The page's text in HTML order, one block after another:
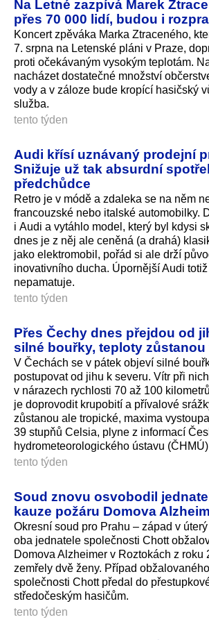
Na Letné zazpívá Marek
přes 70 000 lidí, budou i
Koncert zpěváka Marka Ztraceného,
7. srpna na Letenské pláni v Praze,
proti očekávaným vysokým teplotám.
nacházet dostatečné množství
vody a v záloze bude kropící hasičský
služba.
tento týden
Audi křísí uznávaný prodejní
Snižuje už tak absurdní
předchůdce
Retro je v módě a zdaleka se na něm
francouzské nebo italské automobilky.
i Audi a vytáhlo model, který byl kdysi
dnes je z něj ale ceněná (a drahá)
jako elektromobil, pořád si ale drží
inovativního ducha. Úpornější Audi
nepamatuje.
tento týden
Přes Čechy dnes přejdou od
silné bouřky, teploty
V Čechách se v pátek objeví silné
postupovat od jihu k severu. Vítr při
v nárazech rychlosti 70 až 100
je doprovodit krupobití a přívalové
zůstanou ale tropické, maxima
39 stupňů Celsia, plyne z informací
hydrometeorolo­gického ústavu
tento týden
Soud znovu osvobodil
kauze požáru Domova
Okresní soud pro Prahu – západ v
oba jednatele společnosti Chott
Domova Alzheimer v Roztokách z roku
zemřely dvě ženy. Případ
společnosti Chott předal do
středočeským hasičům.
tento týden